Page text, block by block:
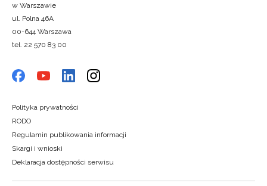
w Warszawie
ul. Polna 46A
00-644 Warszawa
tel. 22 570 83 00
Polityka prywatności
RODO
Regulamin publikowania informacji
Skargi i wnioski
Deklaracja dostępności serwisu